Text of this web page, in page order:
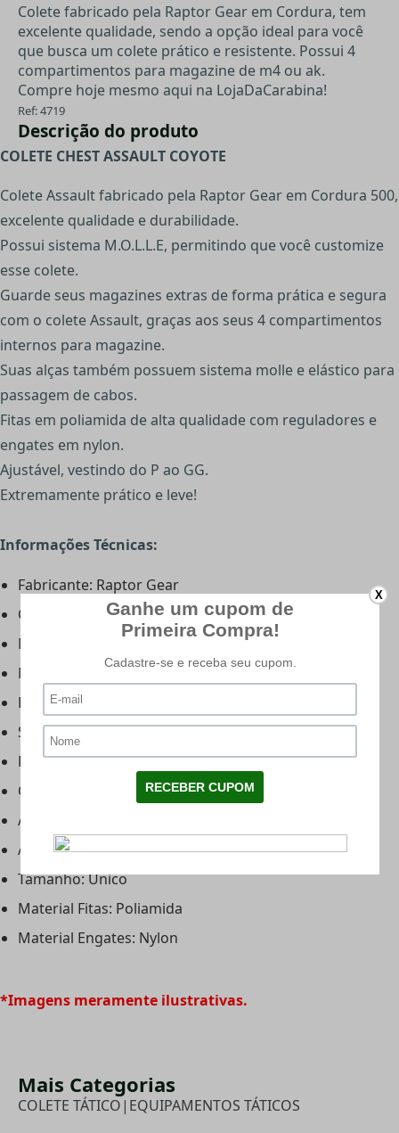
Colete fabricado pela Raptor Gear em Cordura, tem
excelente qualidade, sendo a opção ideal para você
que busca um colete prático e resistente. Possui 4
compartimentos para magazine de m4 ou ak.
Compre hoje mesmo aqui na LojaDaCarabina!
Ref: 4719
Descrição do produto
COLETE CHEST ASSAULT COYOTE
Colete Assault fabricado pela Raptor Gear em Cordura 500,
excelente qualidade e durabilidade.
Possui sistema M.O.L.L.E, permitindo que você customize
esse colete.
Guarde seus magazines extras de forma prática e segura
com o colete Assault, graças aos seus 4 compartimentos
internos para magazine.
Suas alças também possuem sistema molle e elástico para
passagem de cabos.
Fitas em poliamida de alta qualidade com reguladores e
engates em nylon.
Ajustável, vestindo do P ao GG.
Extremamente prático e leve!
Informações Técnicas:
Fabricante: Raptor Gear
Cor: Coyote
Modelo: Chest Assault
Material: Cordura 500
Porta magazine: Sim
Sistema: M.O.L.L.E
Peso: 530g
Comprimento frontal: 36,5cm
Altura frontal: 18cm
Ajustável: Sim
Tamanho: Único
Material Fitas: Poliamida
Material Engates: Nylon
*Imagens meramente ilustrativas.
Mais Categorias
COLETE TÁTICO| EQUIPAMENTOS TÁTICOS
X